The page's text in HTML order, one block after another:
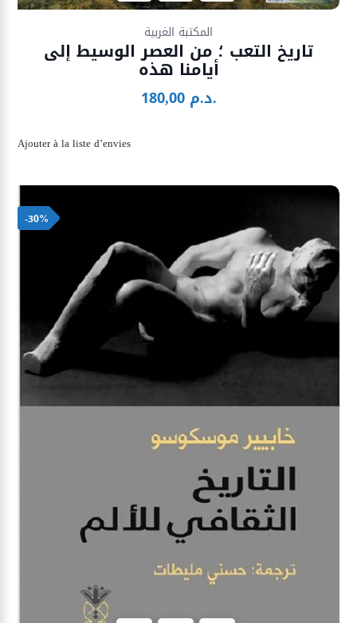
المكتبة الغربية
تاريخ التعب ؛ من العصر الوسيط إلى
أيامنا هذه
180,00 د.م.
Ajouter à la liste d’envies
-30%